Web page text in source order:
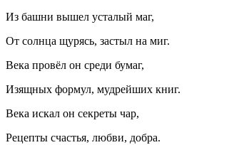
Из башни вышел усталый маг,
От солнца щурясь, застыл на миг.
Века провёл он среди бумаг,
Изящных формул, мудрейших книг.
Века искал он секреты чар,
Рецепты счастья, любви, добра.